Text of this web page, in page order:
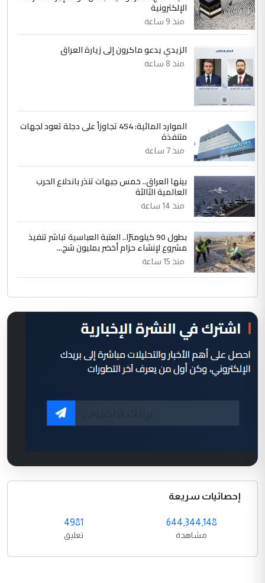
الإلكترونية
منذ 9 ساعة
الزيدي يدعو ماكرون إلى زيارة العراق
منذ 8 ساعة
الموارد المائية: 454 تجاوزاً على دجلة تعود لجهات
متنفذة
منذ 7 ساعة
بينها العراق.. خمس جبهات تنذر باندلاع الحرب
العالمية الثالثة
منذ 14 ساعة
بطول 90 كيلومترًا.. العتبة العباسية تباشر تنفيذ
مشروع لإنشاء حزام أخضر بمليون شج...
منذ 15 ساعة
إحصائيات سريعة
644,344,148
مشاهدة
4981
تعليق